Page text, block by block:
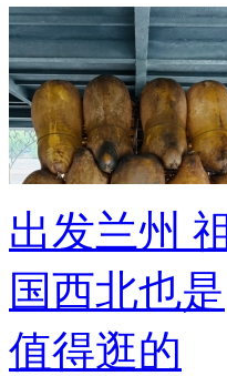
出发兰州 祖
国西北也是
值得逛的